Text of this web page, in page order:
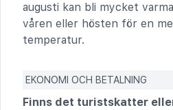
augusti kan bli mycket
våren eller hösten för en
temperatur.
EKONOMI OCH BETALNING
Finns det turistskatter